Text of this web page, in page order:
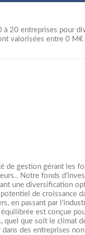
20 entreprises pour
valorisées entre 0
de gestion gérant les
Notre fonds
une diversification
de croissance
en passant par
est conçue
quel que soit le climat
des entreprises